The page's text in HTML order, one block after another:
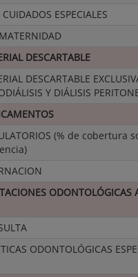
ESPECIALES
DESCARTABLE
DESCARTABLE
Y DIÁLISIS
(% de cobertura
ODONTOLÓGICAS
ODONTOLÓGICAS